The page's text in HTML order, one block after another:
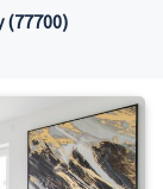
(77700)